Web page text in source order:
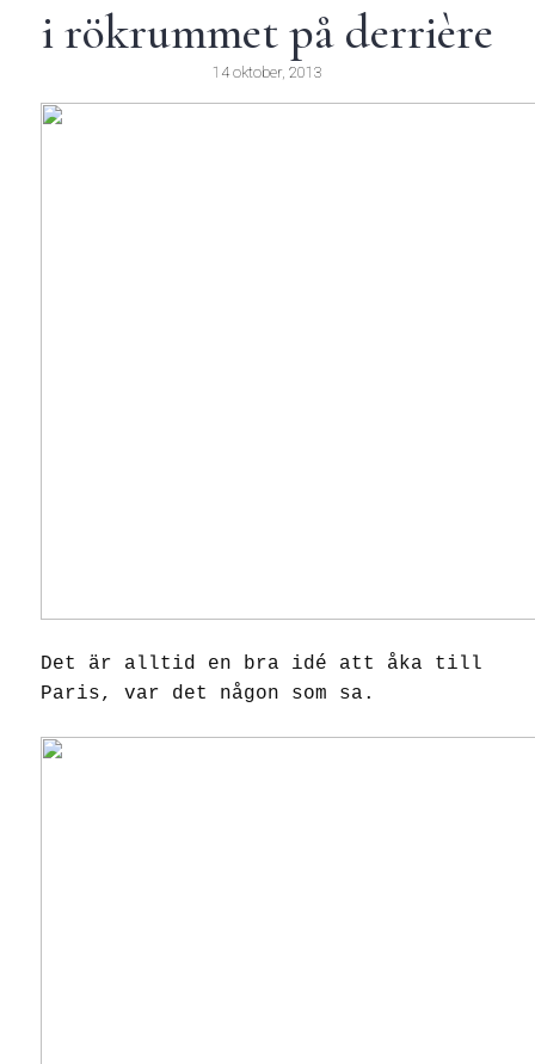
i rökrummet på derrière
14 oktober, 2013
Det är alltid en bra idé att åka till
Paris, var det någon som sa.